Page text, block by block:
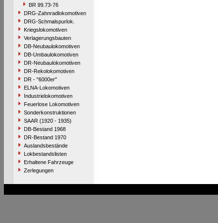
BR 99.73-76
DRG-Zahnradlokomotiven
DRG-Schmalspurlok.
Kriegslokomotiven
Verlagerungsbauten
DB-Neubaulokomotiven
DB-Umbaulokomotiven
DR-Neubaulokomotiven
DR-Rekolokomotiven
DR - "6000er"
ELNA-Lokomotiven
Industrielokomotiven
Feuerlose Lokomotiven
Sonderkonstruktionen
SAAR (1920 - 1935)
DB-Bestand 1968
DR-Bestand 1970
Auslandsbestände
Lokbestandslisten
Erhaltene Fahrzeuge
Zerlegungen